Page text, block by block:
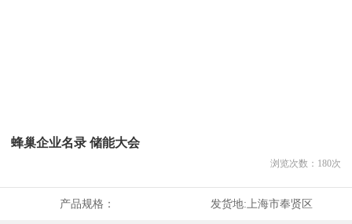
蜂巢企业名录 储能大会
浏览次数： 180次
产品规格： 发货地:上海市奉贤区